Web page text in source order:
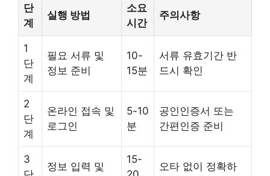
단
계
실행 방법
소요
시간
주의사항
1
단
계
필요 서류 및
정보 준비
10-
15분
서류 유효기간 반
드시 확인
2
단
계
온라인 접속 및
로그인
5-10
분
공인인증서 또는
간편인증 준비
3
정보 입력 및
15-
오타 없이 정확하